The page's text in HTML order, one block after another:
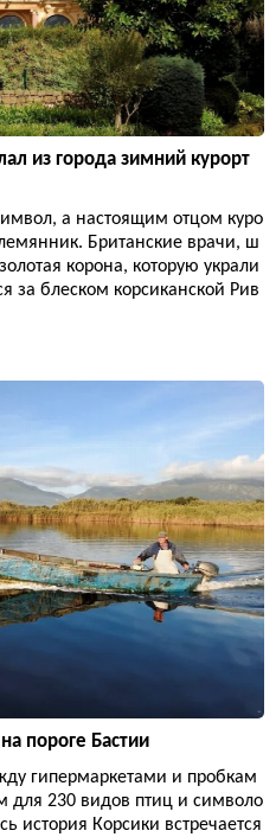
из города зимний курорт
а настоящим отцом куро
Британские врачи, ш
корона, которую украли
за блеском корсиканской Рив
пороге Бастии
гипермаркетами и пробкам
для 230 видов птиц и символо
история Корсики встречается